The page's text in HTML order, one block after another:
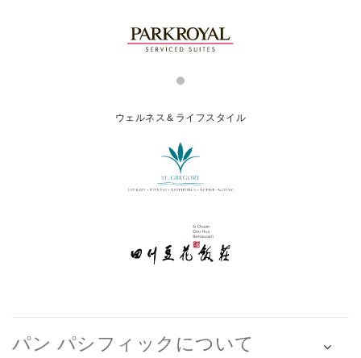
ウェルネス＆ライフスタイル
パン パシフィックについて